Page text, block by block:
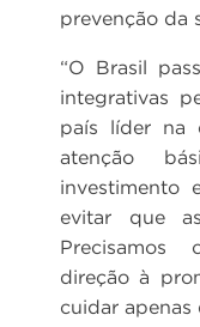
prevenção da
“O Brasil
integrativas
país líder na
atenção
investimento
evitar que
Precisamos
direção à
cuidar apenas